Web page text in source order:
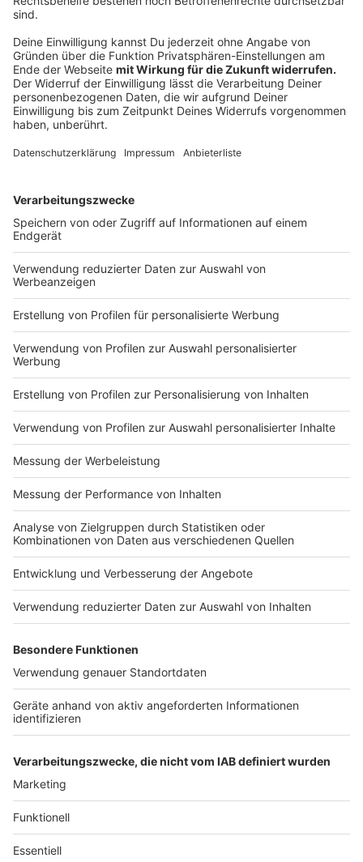
auf jeden Fall da.
Anzeige
Die Einsatzkräfte zogen am Ende des Radsport-
Feiertags in Münster ebenfalls ein positives Fazit.
ins Krankenhaus gebracht wurden, sei angemessen am
ANTENNE MÜNSTER bei der
"LeezenExpo"
Anzeige
Neben der Strecke wurde den tausenden Münsteraner
Fans am Schlossplatz viel geboten. Während auf der
einen Bühne die Siegerehrungen für die
Hobbysportler:innen stattfand, gab es auf der anderen
Ständen waren alle großen Namen aus der Radwelt
vertreten und luden oftmals zum Mitmachen ein.
Anzeige
So konnten an einem Stand Rennen auf einer Carrera-
Bahn gefahren werden. Den Strom für die Flitzer
musste man hier auf einem Rennrad erstrampeln.
im Finger, sondern die Kraft in den Beinen. Auch
ANTENNE MÜNSTERwar auf der "LeezenExpo" mit
einem Stand vertreten, an dem die Münsteraner:innen
an einem Glücksrad tolle Preise gewinnen konnten.